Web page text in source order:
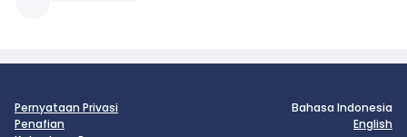
Bahasa Indonesia
English
Pernyataan Privasi
Penafian